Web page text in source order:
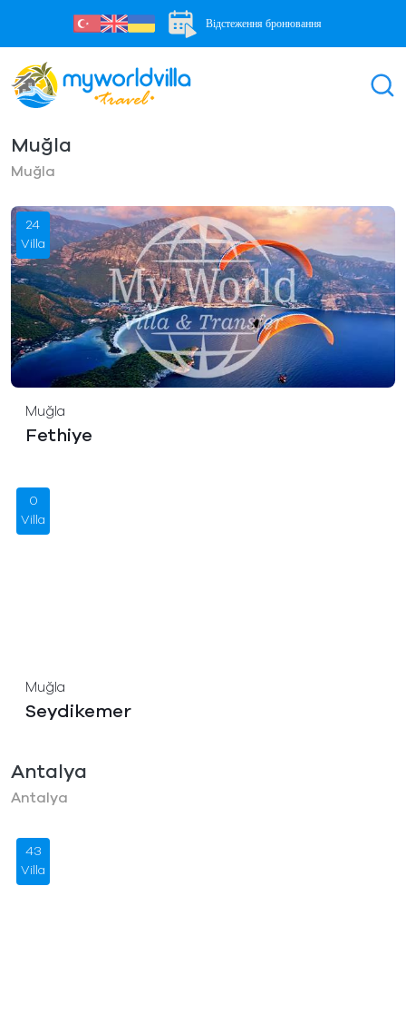
Відстеження бронювання
Muğla
Muğla
24
Villa
Muğla
Fethiye
0
Villa
Muğla
Seydikemer
Antalya
Antalya
43
Villa